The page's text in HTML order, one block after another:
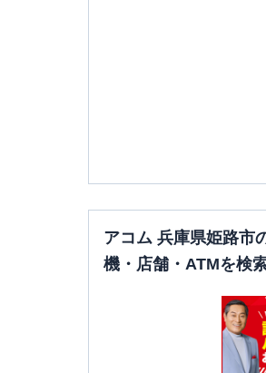
アコム 兵庫県姫路市
機・店舗・ATMを検